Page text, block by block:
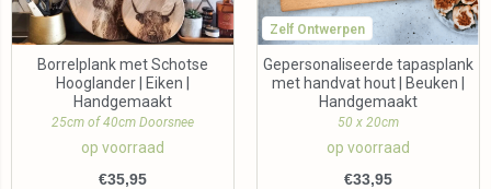
Borrelplank met Schotse
Hooglander | Eiken |
Handgemaakt
25cm of 40cm Doorsnee
op voorraad
€35,95
Zelf Ontwerpen
Gepersonaliseerde tapasplank
met handvat hout | Beuken |
Handgemaakt
50 x 20cm
op voorraad
€33,95